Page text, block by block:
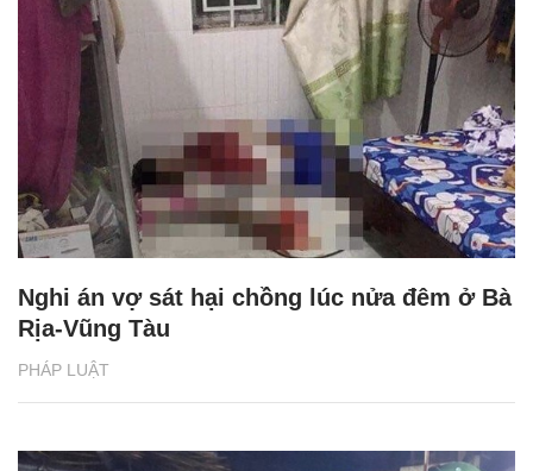
PHÁP LUẬT
Nghi án vợ sát hại chồng lúc nửa đêm ở Bà
Rịa-Vũng Tàu